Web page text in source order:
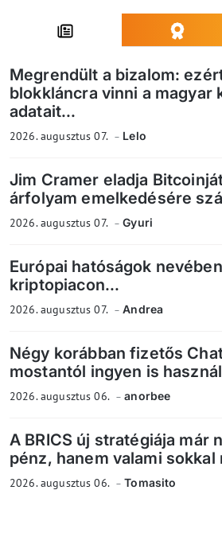
Megrendült a bizalom:
blokkláncra vinni a magyar
adatait...
2026. augusztus 07. Lelo
Jim Cramer eladja
árfolyam emelkedésére
2026. augusztus 07. Gyuri
Európai hatóságok
kriptopiacon...
2026. augusztus 07. Andrea
Négy korábban fizetős
mostantól ingyen is
2026. augusztus 06. anorbee
A BRICS új stratégiája már
pénz, hanem valami sokkal
2026. augusztus 06. Tomasito